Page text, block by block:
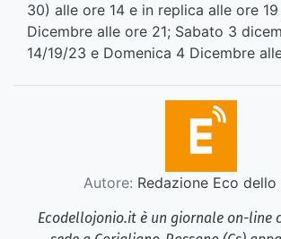
30) alle ore 14 e in replica alle ore
Dicembre alle ore 21; Sabato 3
14/19/23 e Domenica 4 Dicembre
Autore: Redazione Eco
Ecodellojonio.it è un giornale on-line